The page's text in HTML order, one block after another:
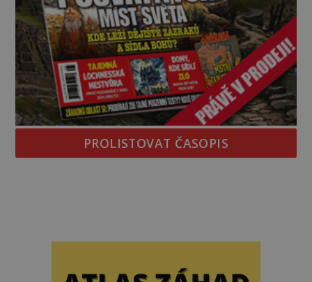
PROLISTOVAT ČASOPIS